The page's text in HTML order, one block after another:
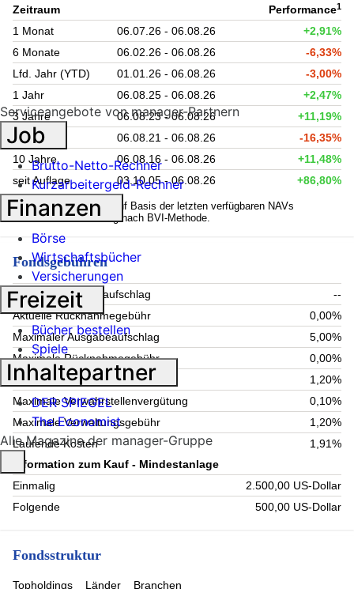
Zeitraum Performance1
1 Monat 06.07.26 - 06.08.26
+2,91%
6 Monate
06.02.26 - 06.08.26
-6,33%
Lfd. Jahr (YTD)
01.01.26 - 06.08.26
-3,00%
1 Jahr
06.08.25 - 06.08.26
+2,47%
3 Jahre
06.08.23 - 06.08.26
+11,19%
5 Jahre
06.08.21 - 06.08.26
-16,35%
10 Jahre
06.08.16 - 06.08.26
+11,48%
seit Auflage
03.10.05 - 06.08.26 +86,80%
1Kennzahlen werden auf Basis der letzten verfügbaren NAVs
berechnet. Berechnung nach BVI-Methode.
Fondsgebühren
Aktueller Ausgabeaufschlag
--
Aktuelle Rücknahmegebühr
0,00%
Maximaler Ausgabeaufschlag
5,00%
Maximale Rücknahmegebühr
0,00%
Aktuelle Verwaltungsgebühr
1,20%
Maximale Verwahrstellenvergütung
0,10%
Maximale Verwaltungsgebühr
1,20%
Laufende Kosten
1,91%
Information zum Kauf - Mindestanlage
Einmalig
2.500,00 US-Dollar
Folgende
500,00 US-Dollar
Fondsstruktur
Topholdings Länder Branchen
Serviceangebote von manager-Partnern
Job
Brutto-Netto-Rechner
Kurzarbeitergeld-Rechner
Finanzen
Börse
Wirtschaftsbücher
Versicherungen
Freizeit
Bücher bestellen
Spiele
Inhaltepartner
DER SPIEGEL
The Economist
Alle Magazine der manager-Gruppe